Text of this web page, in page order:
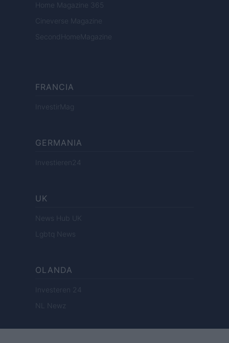
Home Magazine 365
Cineverse Magazine
SecondHomeMagazine
FRANCIA
InvestirMag
GERMANIA
Investieren24
UK
News Hub UK
Lgbtq News
OLANDA
Investeren 24
NL Newz